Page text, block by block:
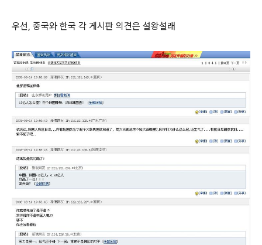
우선, 중국와 한국 각 게시판 의견은 설왕설래